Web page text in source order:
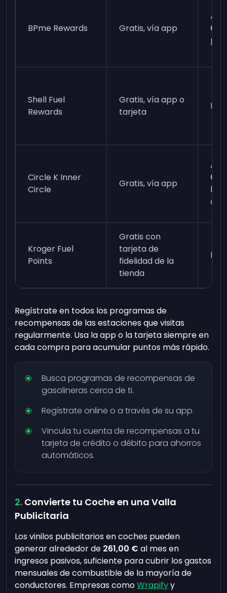
BPme Rewards Gratis, vía app
Shell Fuel
Rewards
Gratis, vía app o
tarjeta
Circle K Inner
Circle
Gratis, vía app
los
Kroger Fuel
Points
Gratis con
tarjeta de
fidelidad de la
tienda
Regístrate en todos los programas de
recompensas de las estaciones que visitas
regularmente. Usa la app o la tarjeta siempre en
cada compra para acumular puntos más rápido.
Busca programas de recompensas de
gasolineras cerca de ti.
Regístrate online o a través de su app.
Vincula tu cuenta de recompensas a tu
tarjeta de crédito o débito para ahorros
automáticos.
Convierte tu Coche en una Valla
Publicitaria
Los vinilos publicitarios en coches pueden
generar alrededor de 261,00 € al mes en
ingresos pasivos, suficiente para cubrir los gastos
mensuales de combustible de la mayoría de
conductores. Empresas comoWrapifyy